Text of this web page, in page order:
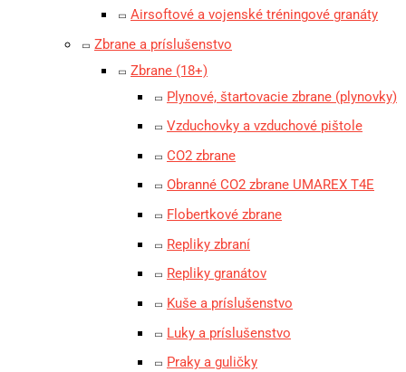
Airsoftové a vojenské tréningové granáty
Zbrane a príslušenstvo
Zbrane (18+)
Plynové, štartovacie zbrane (plynovky)
Vzduchovky a vzduchové pištole
CO2 zbrane
Obranné CO2 zbrane UMAREX T4E
Flobertkové zbrane
Repliky zbraní
Repliky granátov
Kuše a príslušenstvo
Luky a príslušenstvo
Praky a guličky